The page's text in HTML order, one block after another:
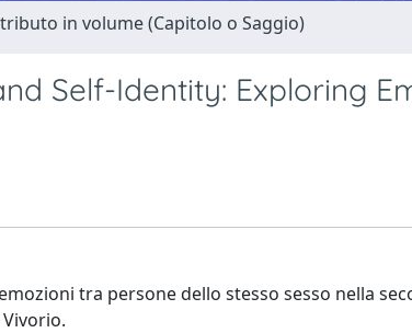
in volume (Capitolo o Saggio)
Self-Identity: Exploring
tra persone dello stesso sesso nella